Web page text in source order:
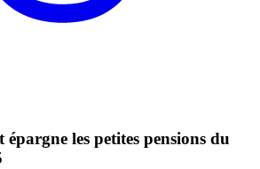
épargne les petites pensions du